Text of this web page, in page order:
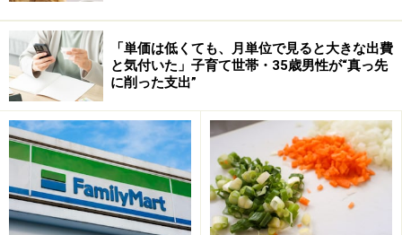
定期テストの成績を上げる方法
教科書中心の勉強にしたら、成績が上がりました
「単価は低くても、月単位で見ると大きな出費
と気付いた」子育て世帯・35歳男性が“真っ先
に削った支出”